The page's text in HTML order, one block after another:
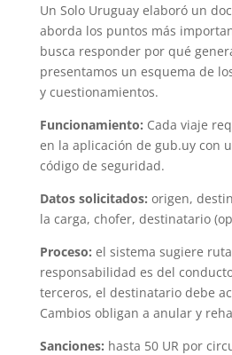
Un Solo Uruguay elaboró un
aborda los puntos más
busca responder por qué
presentamos un esquema de
y cuestionamientos.
Funcionamiento: Cada viaje
en la aplicación de gub.uy con
código de seguridad.
Datos solicitados: origen,
la carga, chofer, destinatario
Proceso: el sistema sugiere
responsabilidad es del
terceros, el destinatario debe
Cambios obligan a anular y
Sanciones: hasta 50 UR por